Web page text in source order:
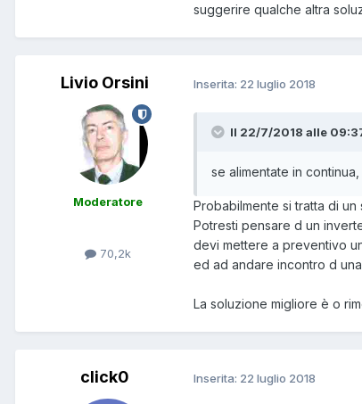
suggerire qualche altra
Livio Orsini
Moderatore
70,2k
Inserita: 22 luglio 2018
Il 22/7/2018 alle
se alimentate in
Probabilmente si tratta di
Potresti pensare d un
devi mettere a preventivo
ed ad andare incontro d
La soluzione migliore è o
click0 Inserita: 22 luglio 2018